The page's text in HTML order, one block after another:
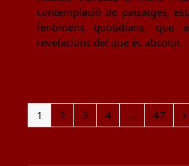
contemplació de paisatges,
fenòmens quotidians, que
revelacions del que és absolut.
Page
1 Page
2 Page
3 Page
4 … Page
47